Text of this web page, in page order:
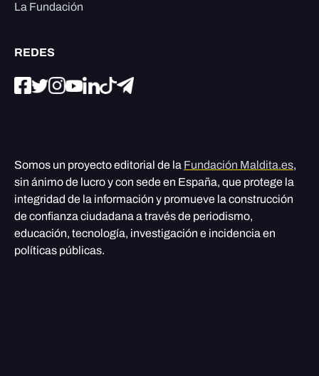
La Fundación
REDES
Somos un proyecto editorial de la Fundación Maldita.es,
sin ánimo de lucro y con sede en España, que protege la
integridad de la información y promueve la construcción
de confianza ciudadana a través de periodismo,
educación, tecnología, investigación e incidencia en
políticas públicas.